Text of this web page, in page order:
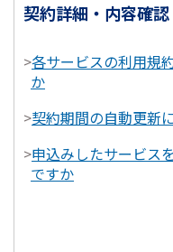
契約詳細・内容確認
>各サービスの利用規
か
>契約期間の自動更新
>申込みしたサービス
ですか